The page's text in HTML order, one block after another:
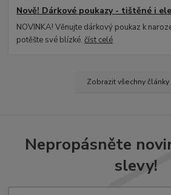
Nově! Dárkové poukazy - tištěné i
NOVINKA! Věnujte dárkový poukaz k
potěšte své blízké.číst celé
Zobrazit všechny články
Nepropásněte
slevy!